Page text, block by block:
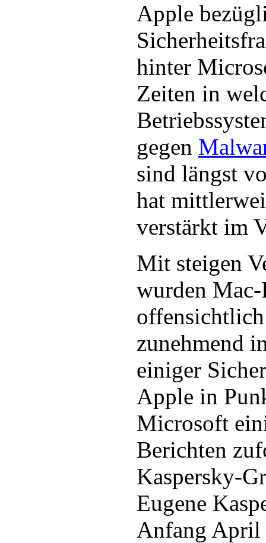
Apple
hinter
Zeiten in
gegen
sind längst
hat
verstärkt im
Mit steigen
wurden Mac-
zunehmend
einiger
Apple in
Microsoft
Berichten
Kaspersky-
Eugene
Anfang April